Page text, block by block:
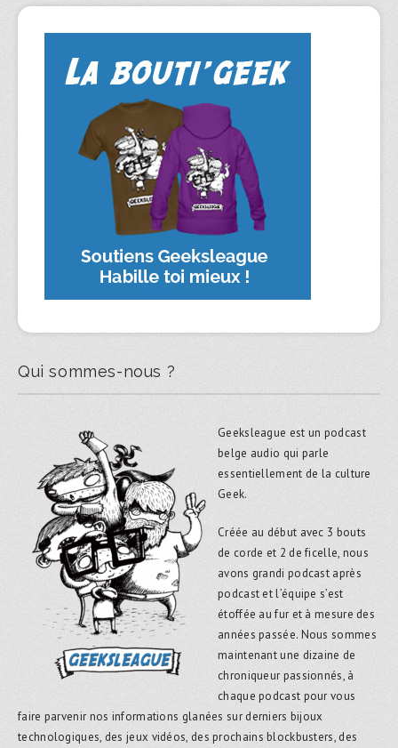
Qui sommes-nous ?
Geeksleague est un podcast
belge audio qui parle
essentiellement de la culture
Geek.
Créée au début avec 3 bouts
de corde et 2 de ficelle, nous
avons grandi podcast après
podcast et l’équipe s’est
étoffée au fur et à mesure des
années passée. Nous sommes
maintenant une dizaine de
chroniqueur passionnés, à
chaque podcast pour vous
faire parvenir nos informations glanées sur derniers bijoux
technologiques, des jeux vidéos, des prochains blockbusters, des